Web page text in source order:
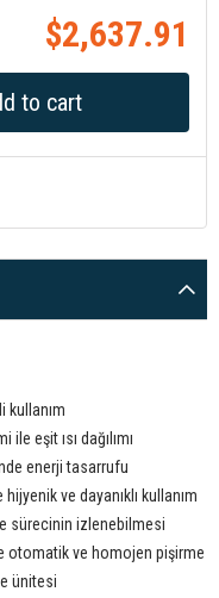
$2,637.91
kullanım
eşit ısı dağılımı
enerji tasarrufu
ve dayanıklı kullanım
sürecinin izlenebilmesi
otomatik ve homojen pişirme
ünitesi